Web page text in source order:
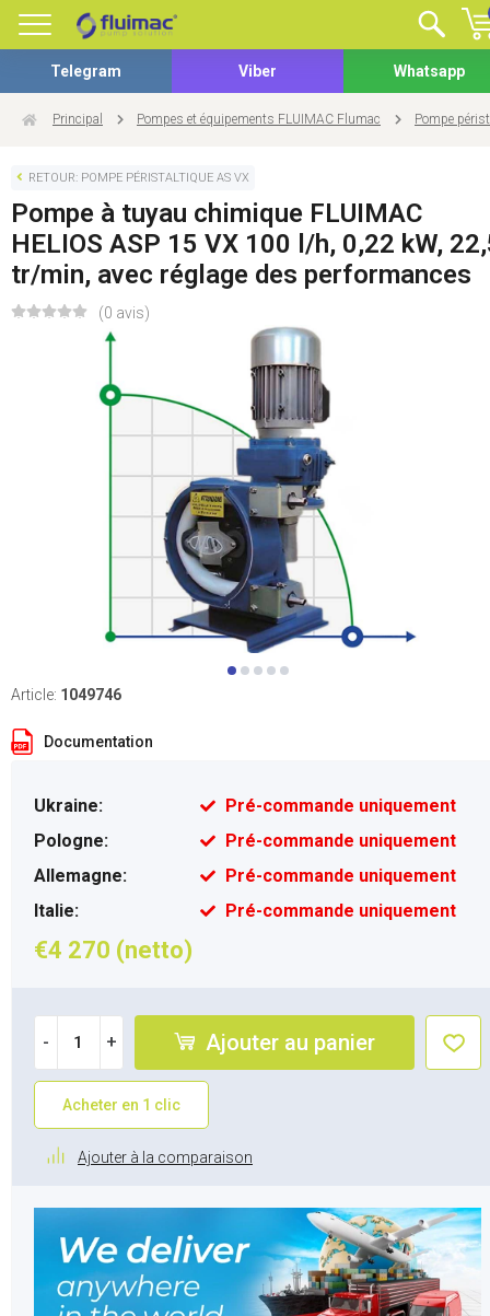
Telegram Viber Whatsapp
Principal Pompes et équipements FLUIMAC Flumac Pompe
RETOUR: POMPE PÉRISTALTIQUE AS VX
Pompe à tuyau chimique FLUIMAC
HELIOS ASP 15 VX 100 l/h, 0,22 kW,
tr/min, avec réglage des performances
(0 avis)
Article: 1049746
Documentation
Ukraine:
Pré-commande uniquement
Pologne:
Pré-commande uniquement
Allemagne:
Pré-commande uniquement
Italie:
Pré-commande uniquement
€4 270 (netto)
- + Ajouter au panier
Acheter en 1 clic
Ajouter à la comparaison